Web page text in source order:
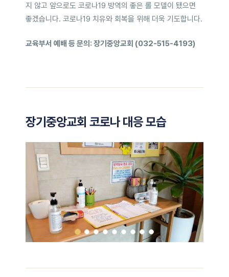
지 않고 앞으로도 코로나19 방역의 좋은 롤 모델이 됐으면
좋겠습니다. 코로나19 치유와 회복을 위해 더욱 기도합니다.
교육부서 예배 등 문의: 장기중앙교회 (032-515-4193)
장기중앙교회 코로나 대응 모습